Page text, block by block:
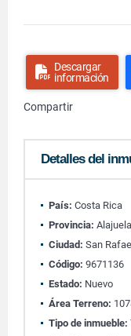
Descargar
información
Compartir
Detalles del
País: Costa Rica
Provincia: Alajuela
Ciudad: San Rafael
Código: 9671136
Estado: Nuevo
Área Terreno:
Tipo de inmueble: